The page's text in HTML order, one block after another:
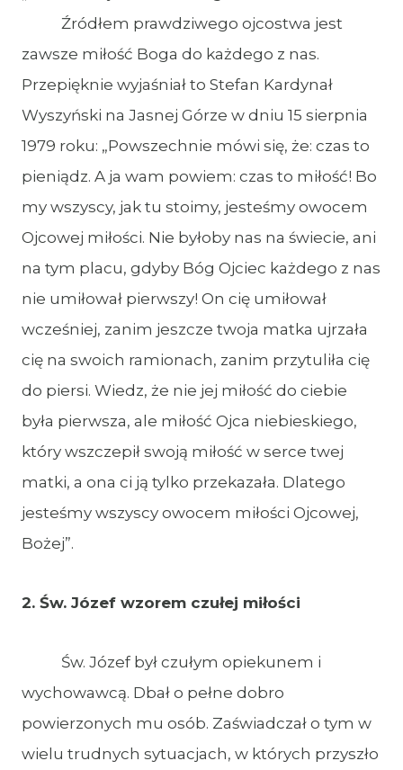
Źródłem prawdziwego ojcostwa jest
zawsze miłość Boga do każdego z nas.
Przepięknie wyjaśniał to Stefan Kardynał
Wyszyński na Jasnej Górze w dniu 15 sierpnia
1979 roku: „Powszechnie mówi się, że: czas to
pieniądz. A ja wam powiem: czas to miłość! Bo
my wszyscy, jak tu stoimy, jesteśmy owocem
Ojcowej miłości. Nie byłoby nas na świecie, ani
na tym placu, gdyby Bóg Ojciec każdego z nas
nie umiłował pierwszy! On cię umiłował
wcześniej, zanim jeszcze twoja matka ujrzała
cię na swoich ramionach, zanim przytuliła cię
do piersi. Wiedz, że nie jej miłość do ciebie
była pierwsza, ale miłość Ojca niebieskiego,
który wszczepił swoją miłość w serce twej
matki, a ona ci ją tylko przekazała. Dlatego
jesteśmy wszyscy owocem miłości Ojcowej,
Bożej”.
2. Św. Józef wzorem czułej miłości
Św. Józef był czułym opiekunem i
wychowawcą. Dbał o pełne dobro
powierzonych mu osób. Zaświadczał o tym w
wielu trudnych sytuacjach, w których przyszło